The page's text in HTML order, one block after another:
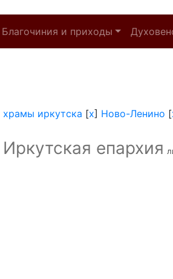
Благочиния и приходы
храмы иркутска [x] Ново-Ленино [
Иркутская епархия